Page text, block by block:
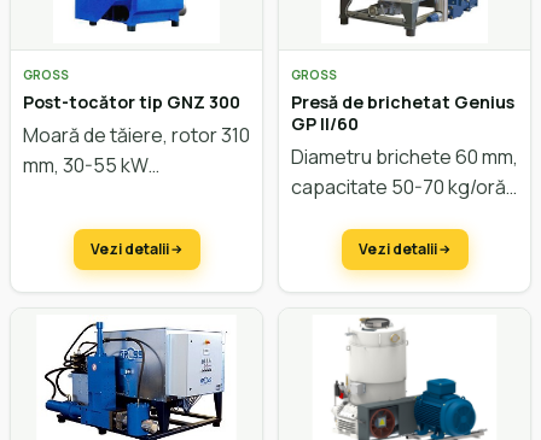
GROSS
Post-tocător tip GNZ 300
Moară de tăiere, rotor 310
mm, 30-55 kW
Vezi detalii
GROSS
Presă de brichetat Genius
GP II/60
Diametru brichete 60 mm,
capacitate 50-70 kg/oră
Vezi detalii